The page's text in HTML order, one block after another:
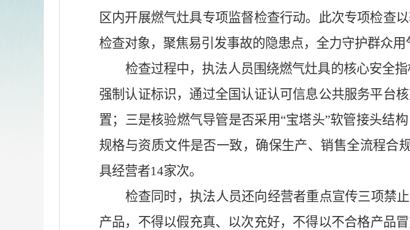
区内开展燃气灶具专项监督检查行动。此次专项检查
检查对象，聚焦易引发事故的隐患点，全力守护群众用
检查过程中，执法人员围绕燃气灶具的核心安全
强制认证标识，通过全国认证认可信息公共服务平台
置；三是核验燃气导管是否采用“宝塔头”软管接头结
规格与资质文件是否一致，确保生产、销售全流程合
具经营者14家次。
检查同时，执法人员还向经营者重点宣传三项禁
产品，不得以假充真、以次充好，不得以不合格产品